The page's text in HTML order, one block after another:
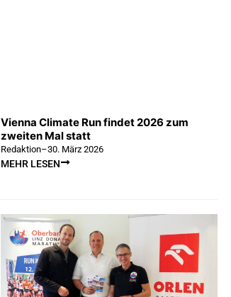
Vienna Climate Run findet 2026 zum
zweiten Mal statt
Redaktion–30. März 2026
MEHR LESEN